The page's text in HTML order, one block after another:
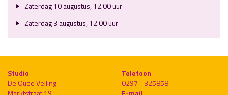
Zaterdag 10 augustus, 12.00 uur
Zaterdag 3 augustus, 12.00 uur
Studio
De Oude Veiling
Telefoon
0297 - 325858